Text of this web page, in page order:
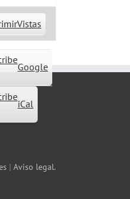
Google
iCal
Vistas
| Aviso legal.